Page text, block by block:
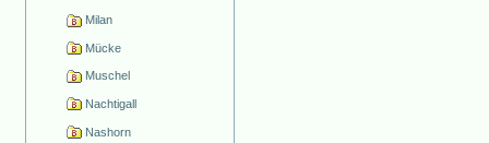
Milan
Mücke
Muschel
Nachtigall
Nashorn